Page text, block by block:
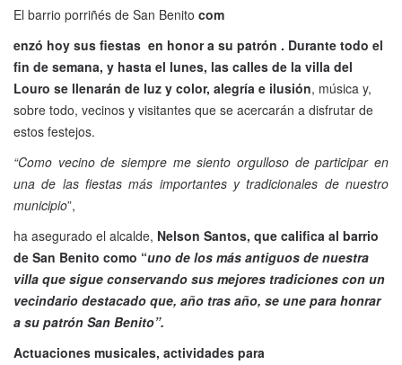
El barrio porriñés de San Benito com
enzó hoy sus fiestas en honor a su patrón . Durante todo el
fin de semana, y hasta el lunes, las calles de la villa del
Louro se llenarán de luz y color, alegría e ilusión, música y,
sobre todo, vecinos y visitantes que se acercarán a disfrutar de
estos festejos.
“Como vecino de siempre me siento orgulloso de participar en
una de las fiestas más importantes y tradicionales de nuestro
municipio”,
ha asegurado el alcalde, Nelson Santos, que califica al barrio
de San Benito como “uno de los más antiguos de nuestra
villa que sigue conservando sus mejores tradiciones con un
vecindario destacado que, año tras año, se une para honrar
a su patrón San Benito”.
Actuaciones musicales, actividades para